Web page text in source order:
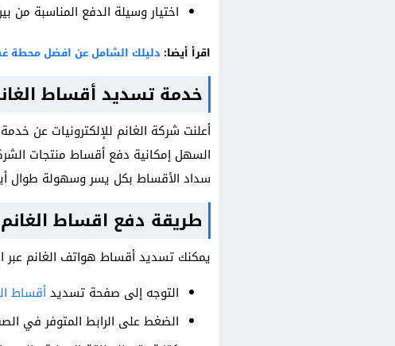
اختيار وسيلة الدفع المناسبة من
اقرأ أيضا: دليلك الشامل عن افضل محطة
خدمة تسديد أقساط
أعلنت شركة الغانم للإلكترونيات عن
السهل إمكانية دفع أقساط منتجات
سداد الأقساط بكل يسر وسهولة طوال
طريقة دفع اقساط
يمكنك تسديد أقساط هواتف الغانم عبر
التوجه إلى صفحة تسديدأقساط
الضغط على الرابط المتوفر في